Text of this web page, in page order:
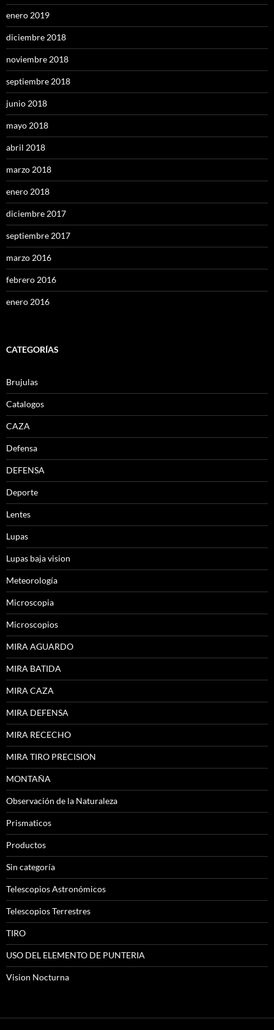
enero 2019
diciembre 2018
noviembre 2018
septiembre 2018
junio 2018
mayo 2018
abril 2018
marzo 2018
enero 2018
diciembre 2017
septiembre 2017
marzo 2016
febrero 2016
enero 2016
CATEGORÍAS
Brujulas
Catalogos
CAZA
Defensa
DEFENSA
Deporte
Lentes
Lupas
Lupas baja vision
Meteorología
Microscopia
Microscopios
MIRA AGUARDO
MIRA BATIDA
MIRA CAZA
MIRA DEFENSA
MIRA RECECHO
MIRA TIRO PRECISION
MONTAÑA
Observación de la Naturaleza
Prismaticos
Productos
Sin categoría
Telescopios Astronómicos
Telescopios Terrestres
TIRO
USO DEL ELEMENTO DE PUNTERIA
Vision Nocturna